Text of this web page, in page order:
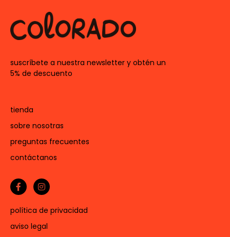
suscríbete a nuestra newsletter y obtén un
5% de descuento
tienda
sobre nosotras
preguntas frecuentes
contáctanos
política de privacidad
aviso legal